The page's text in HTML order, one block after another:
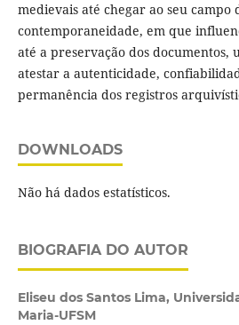
medievais até chegar ao seu campo
contemporaneidade, em que
até a preservação dos documentos,
atestar a autenticidade,
permanência dos registros
DOWNLOADS
Não há dados estatísticos.
BIOGRAFIA DO AUTOR
Eliseu dos Santos Lima,
Maria-UFSM